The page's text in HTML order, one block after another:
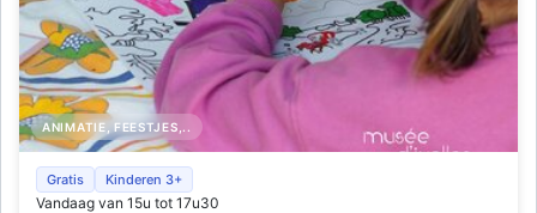
ANIMATIE, FEESTJES,..
Museum in't groen
Gratis Kinderen 3+
Vandaag van 15u tot 17u30